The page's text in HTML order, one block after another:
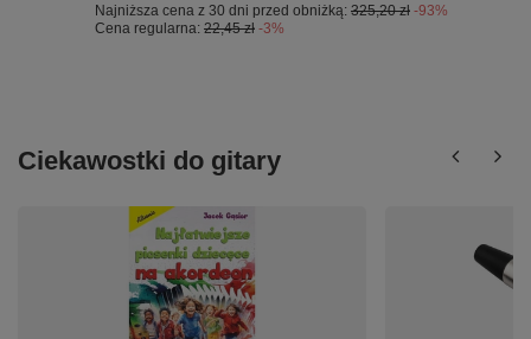
Najniższa cena z 30 dni przed obniżką: 325,20 zł -93%
Cena regularna: 22,45 zł -3%
Ciekawostki do gitary